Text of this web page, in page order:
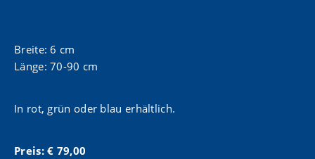
Breite: 6 cm
Länge: 70-90 cm
In rot, grün oder blau erhältlich.
Preis: € 79,00